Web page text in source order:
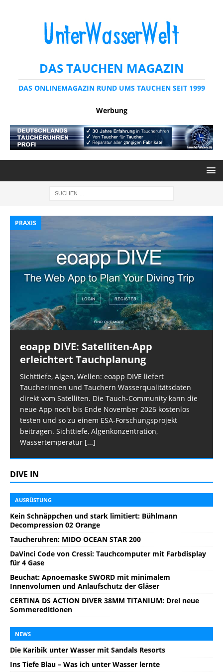
DAS TAUCHEN MAGAZIN
DAS ONLINEMAGAZIN RUND UMS TAUCHEN SEIT 1999
Werbung
PRAXIS
eoapp DIVE: Satelliten-App
erleichtert Tauchplanung
Sichttiefe, Algen, Wellen: eoapp DIVE liefert
Taucherinnen und Tauchern Wasserqualitätsdaten
direkt vom Satelliten. Die Tauch-Community kann die
neue App noch bis Ende November 2026 kostenlos
testen und so zu einem ESA-Forschungsprojekt
beitragen. Sichttiefe, Algenkonzentration,
Wassertemperatur [...]
DIVE IN
AUSRÜSTUNG
Kein Schnäppchen und stark limitiert: Bühlmann
Decompression 02 Orange
Taucheruhren: MIDO OCEAN STAR 200
DaVinci Code von Cressi: Tauchcomputer mit Farbdisplay
für 4 Gase
Beuchat: Apnoemaske SWORD mit minimalem
Innenvolumen und Anlaufschutz der Gläser
CERTINA DS ACTION DIVER 38MM TITANIUM: Drei neue
Sommereditionen
NEWS
Die Karibik unter Wasser mit Sandals Resorts
Ins Tiefe Blau – Was ich unter Wasser lernte